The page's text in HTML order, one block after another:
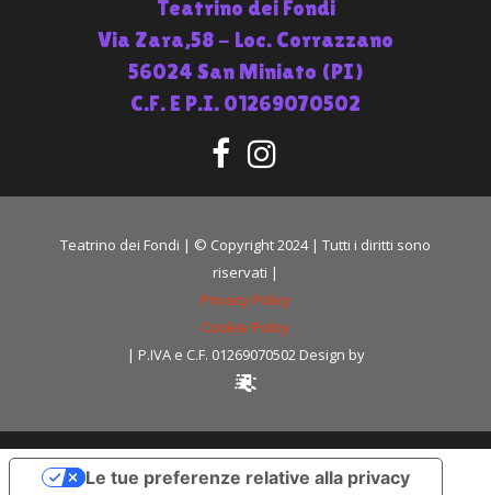
Teatrino dei Fondi
Via Zara,58 - Loc. Corrazzano
56024 San Miniato (PI)
C.F. E P.I. 01269070502
Teatrino dei Fondi | © Copyright 2024 | Tutti i diritti sono
riservati |
Privacy Policy
Cookie Policy
| P.IVA e C.F. 01269070502 Design by
Le tue preferenze relative alla privacy